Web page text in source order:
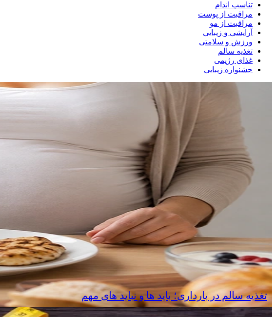
تناسب اندام
مراقبت از پوست
مراقبت از مو
آرایشی و زیبایی
ورزش و سلامتی
تغذیه سالم
غذای رژیمی
جشنواره زیبایی
تغذیه سالم در بارداری؛ باید ها و نباید های مهم